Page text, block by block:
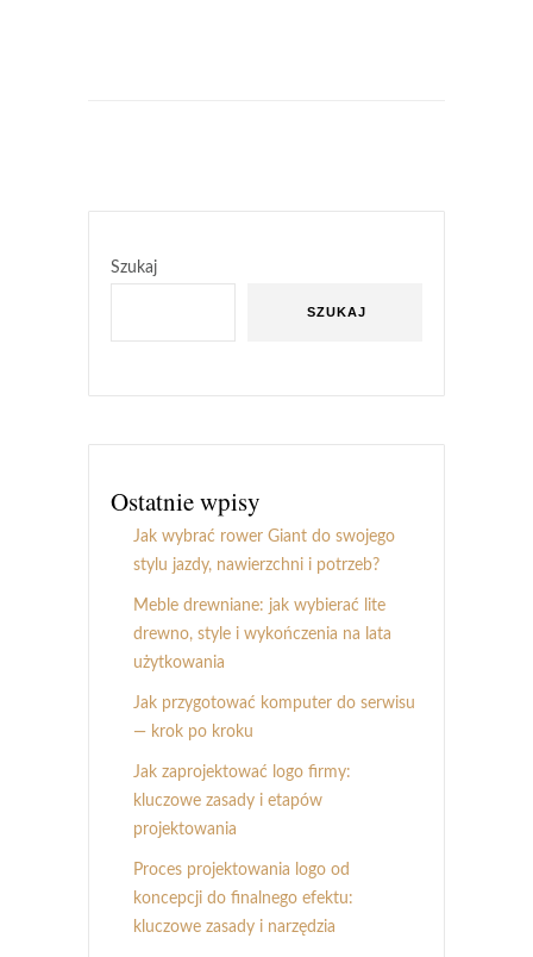
Szukaj
SZUKAJ
Ostatnie wpisy
Jak wybrać rower Giant do swojego
stylu jazdy, nawierzchni i potrzeb?
Meble drewniane: jak wybierać lite
drewno, style i wykończenia na lata
użytkowania
Jak przygotować komputer do serwisu
— krok po kroku
Jak zaprojektować logo firmy:
kluczowe zasady i etapów
projektowania
Proces projektowania logo od
koncepcji do finalnego efektu:
kluczowe zasady i narzędzia